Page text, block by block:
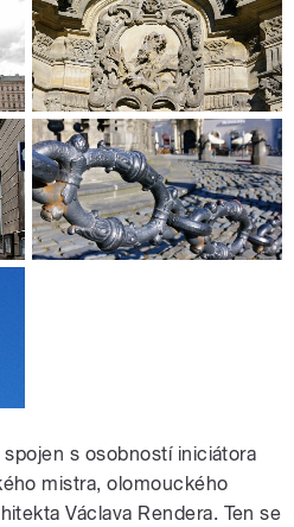
s osobností iniciátora
mistra, olomouckého
Václava Rendera. Ten se